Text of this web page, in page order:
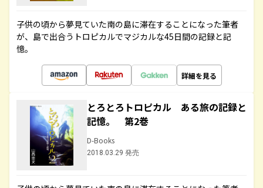
子供の頃から夢見ていた南の島に滞在することになった筆者
が、島で出合うトロピカルでマジカルな45日間の記録と記
憶。
詳細を見る
とろとろトロピカル ある旅の記録と
記憶。 第2巻
D-Books
2018.03.29 発売